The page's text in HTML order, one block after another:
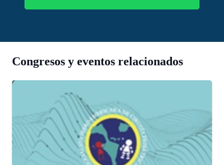
Congresos y eventos relacionados